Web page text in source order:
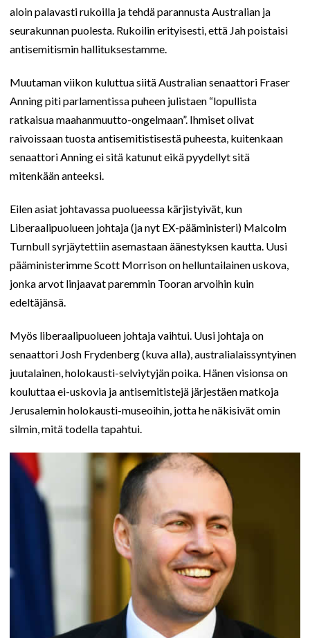
aloin palavasti rukoilla ja tehdä parannusta Australian ja
seurakunnan puolesta. Rukoilin erityisesti, että Jah poistaisi
antisemitismin hallituksestamme.
Muutaman viikon kuluttua siitä Australian senaattori Fraser
Anning piti parlamentissa puheen julistaen “lopullista
ratkaisua maahanmuutto-ongelmaan”. Ihmiset olivat
raivoissaan tuosta antisemitistisestä puheesta, kuitenkaan
senaattori Anning ei sitä katunut eikä pyydellyt sitä
mitenkään anteeksi.
Eilen asiat johtavassa puolueessa kärjistyivät, kun
Liberaalipuolueen johtaja (ja nyt EX-pääministeri) Malcolm
Turnbull syrjäytettiin asemastaan äänestyksen kautta. Uusi
pääministerimme Scott Morrison on helluntailainen uskova,
jonka arvot linjaavat paremmin Tooran arvoihin kuin
edeltäjänsä.
Myös liberaalipuolueen johtaja vaihtui. Uusi johtaja on
senaattori Josh Frydenberg (kuva alla), australialaissyntyinen
juutalainen, holokausti-selviytyjän poika. Hänen visionsa on
kouluttaa ei-uskovia ja antisemitistejä järjestäen matkoja
Jerusalemin holokausti-museoihin, jotta he näkisivät omin
silmin, mitä todella tapahtui.